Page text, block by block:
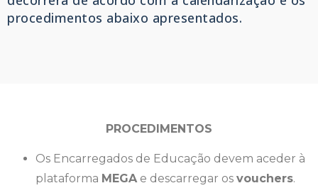
procedimentos abaixo apresentados.
PROCEDIMENTOS
Os Encarregados de Educação devem aceder à
plataforma MEGAe descarregar os vouchers.